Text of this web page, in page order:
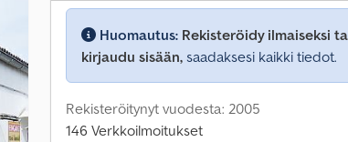
Huomautus: Rekisteröidy ilmaiseksi
kirjaudu sisään, saadaksesi kaikki tiedot.
Rekisteröitynyt vuodesta: 2005
146 Verkkoilmoitukset